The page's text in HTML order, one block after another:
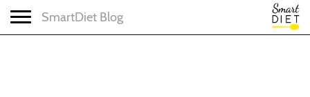
SmartDiet Blog